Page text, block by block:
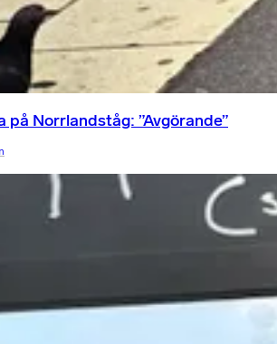
på Norrlandståg: ”Avgörande”